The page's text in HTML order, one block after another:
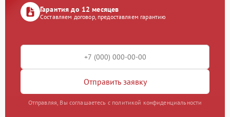
Гарантия до 12 месяцев
Составляем договор, предоставляем гарантию
Отправить заявку
Отправляя, Вы соглашаетесь с политикой конфиденциальности